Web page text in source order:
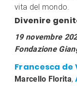
vita del mondo.
Divenire
19 novembre
Fondazione
Francesca de
Marcello Florita,